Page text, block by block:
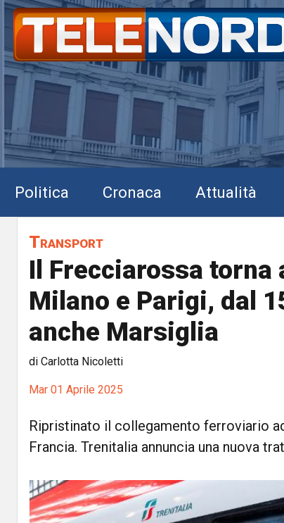
Politica Cronaca Attualità
Transport
Il Frecciarossa torna
Milano e Parigi, dal
anche Marsiglia
di Carlotta Nicoletti
Mar 01 Aprile 2025
Ripristinato il collegamento ferroviario
Francia. Trenitalia annuncia una nuova